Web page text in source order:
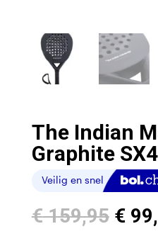
The Indian
Graphite
€159,95 €